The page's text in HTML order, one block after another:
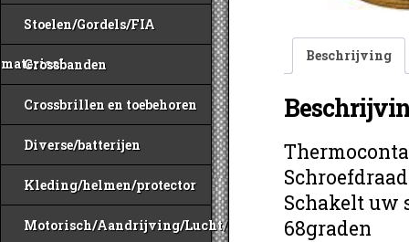
Stoelen/Gordels/FIA
materiaal
Crossbanden
Crossbrillen en toebehoren
Diverse/batterijen
Kleding/helmen/protector
Motorisch/Aandrijving/Lucht/Benzine
Beschrijving
Schakelt uw
68graden